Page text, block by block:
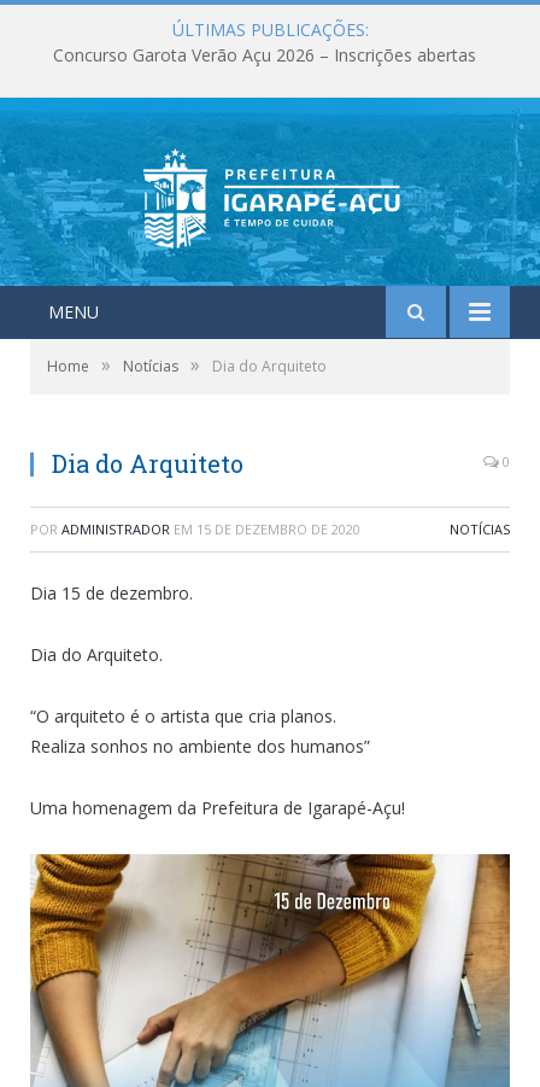
ÚLTIMAS PUBLICAÇÕES:
Concurso Garota Verão Açu 2026 – Inscrições abertas
MENU
Home » Notícias » Dia do Arquiteto
Dia do Arquiteto 0
POR ADMINISTRADOR EM 15 DE DEZEMBRO DE 2020 NOTÍCIAS
Dia 15 de dezembro.
Dia do Arquiteto.
“O arquiteto é o artista que cria planos.
Realiza sonhos no ambiente dos humanos”
Uma homenagem da Prefeitura de Igarapé-Açu!